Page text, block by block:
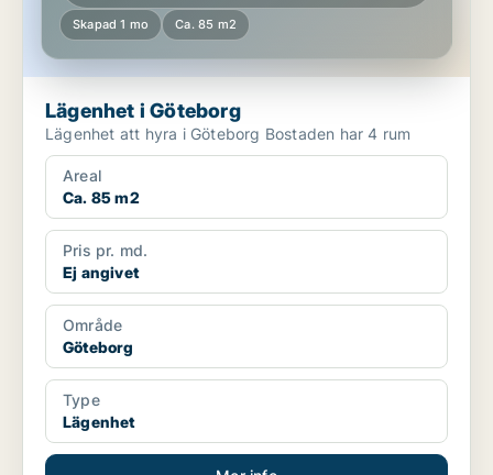
Skapad 1 mo Ca. 85 m2
Lägenhet i Göteborg
Lägenhet att hyra i Göteborg Bostaden har 4 rum
Areal
Ca. 85 m2
Pris pr. md.
Ej angivet
Område
Göteborg
Type
Lägenhet